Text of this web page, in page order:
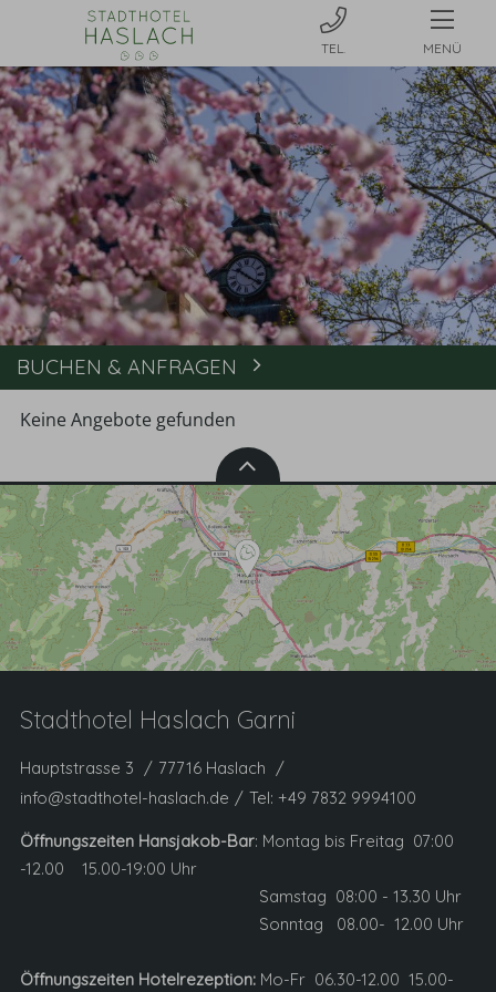
MENÜ
BUCHEN & ANFRAGEN Buchen
Keine Angebote gefunden
Stadthotel Haslach Garni
Hauptstrasse 3
77716 Haslach
info@stadthotel-haslach.de
Tel: +49 7832 9994100
Öffnungszeiten Hansjakob-Bar: Montag bis Freitag 07:00
-12.00 15.00-19:00 Uhr
Samstag 08:00 - 13.30 Uhr
Sonntag 08.00- 12.00 Uhr
Öffnungszeiten Hotelrezeption: Mo-Fr 06.30-12.00 15.00-